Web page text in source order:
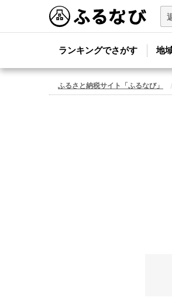
ランキングでさがす 地
ふるさと納税サイト「ふるなび」